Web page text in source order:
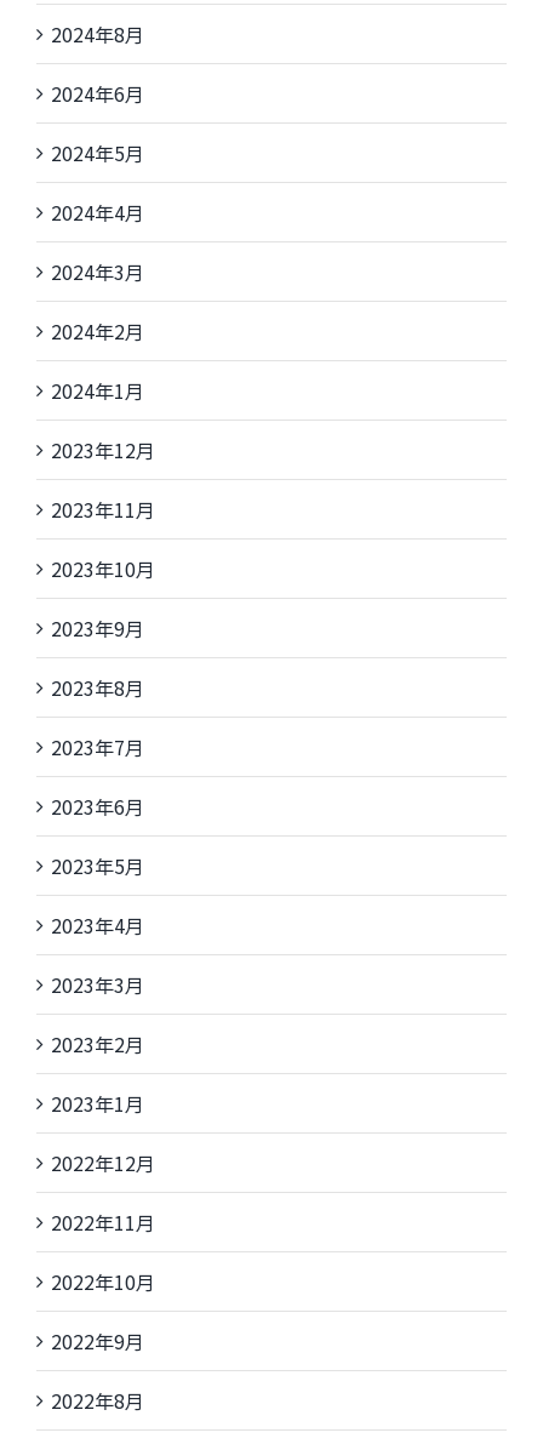
2024年8月
2024年6月
2024年5月
2024年4月
2024年3月
2024年2月
2024年1月
2023年12月
2023年11月
2023年10月
2023年9月
2023年8月
2023年7月
2023年6月
2023年5月
2023年4月
2023年3月
2023年2月
2023年1月
2022年12月
2022年11月
2022年10月
2022年9月
2022年8月